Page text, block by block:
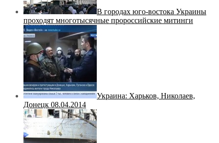
В городах юго-востока Украины
проходят многотысячные пророссийские митинги
Украина: Харьков, Николаев,
Донецк 08.04.2014